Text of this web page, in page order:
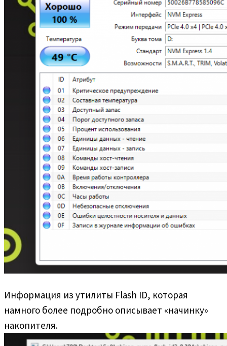
Информация из утилиты Flash ID, которая
намного более подробно описывает «начинку»
накопителя.